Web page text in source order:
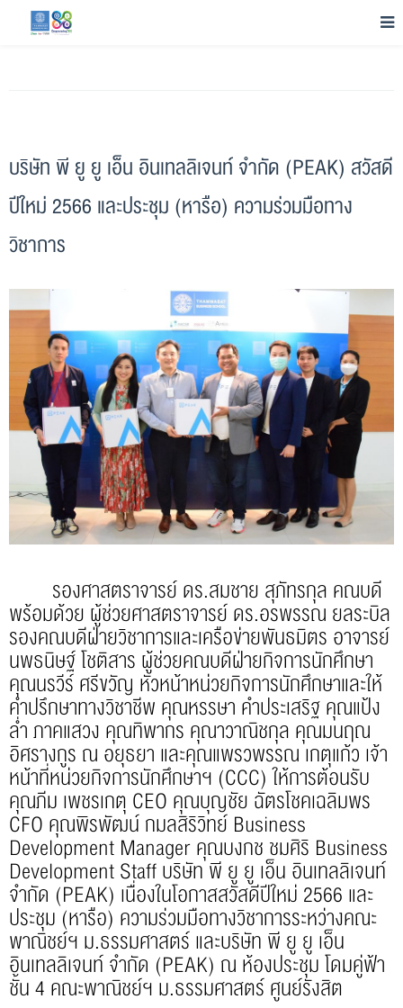
บริษัท พี ยู ยู เอ็น อินเทลลิเจนท์ จำกัด (PEAK) สวัสดี
ปีใหม่ 2566 และประชุม (หารือ) ความร่วมมือทาง
วิชาการ
รองศาสตราจารย์ ดร.สมชาย สุภัทรกุล คณบดี
พร้อมด้วย ผู้ช่วยศาสตราจารย์ ดร.อรพรรณ ยลระบิล
รองคณบดีฝ่ายวิชาการและเครือข่ายพันธมิตร อาจารย์
นพธนิษฐ์ โชติสาร ผู้ช่วยคณบดีฝ่ายกิจการนักศึกษา
คุณนรวีร์ ศรีขวัญ หัวหน้าหน่วยกิจการนักศึกษาและให้
คำปรึกษาทางวิชาชีพ คุณหรรษา คำประเสริฐ คุณแป้ง
ล่ำ ภาคแสวง คุณทิพากร คุณาวาณิชกุล คุณมนฤณ
อิศรางกูร ณ อยุธยา และคุณแพรวพรรณ เกตุแก้ว เจ้า
หน้าที่หน่วยกิจการนักศึกษาฯ (CCC) ให้การต้อนรับ
คุณภีม เพชรเกตุ CEO คุณบุญชัย ฉัตรโชคเฉลิมพร
CFO คุณพิรพัฒน์ กมลสิริวิทย์ Business
Development Manager คุณบงกช ชมศิริ Business
Development Staff บริษัท พี ยู ยู เอ็น อินเทลลิเจนท์
จำกัด (PEAK) เนื่องในโอกาสสวัสดีปีใหม่ 2566 และ
ประชุม (หารือ) ความร่วมมือทางวิชาการระหว่างคณะ
พาณิชย์ฯ ม.ธรรมศาสตร์ และบริษัท พี ยู ยู เอ็น
อินเทลลิเจนท์ จำกัด (PEAK) ณ ห้องประชุม โดมคู่ฟ้า
ชั้น 4 คณะพาณิชย์ฯ ม.ธรรมศาสตร์ ศูนย์รังสิต